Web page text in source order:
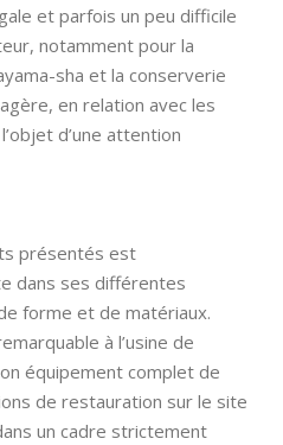
et parfois un peu difficile
notamment pour la
sha et la conserverie
en relation avec les
d’une attention
présentés est
dans ses différentes
forme et de matériaux.
à l’usine de
équipement complet de
de restauration sur le site
un cadre strictement